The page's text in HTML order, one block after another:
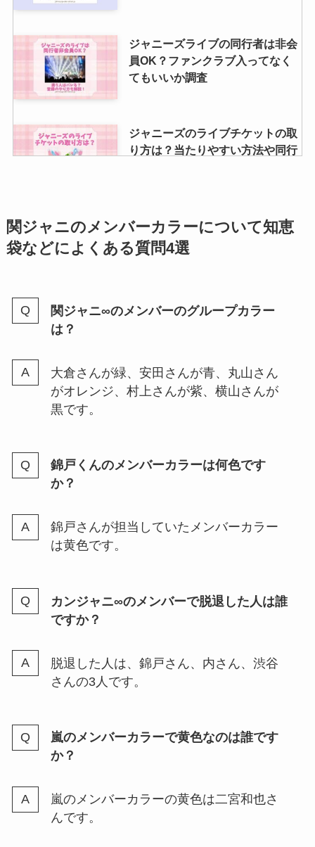
ジャニーズライブの同行者は非会
員OK？ファンクラブ入ってなく
てもいいか調査
ジャニーズのライブチケットの取
り方は？当たりやすい方法や同行
高木雄也はどんな性格？身長や大
学などプロフィール・父親や実家
などの家族構成も徹底調査！
paypayドームのゲートからジャ
ジャニーズ舞台のパンフレットは
方法はあるの？
てくれる？キャンペーン2024や買
ジャニーズのジュニア歴長い順ラ
ンキング！入所からデビューまで
順も紹介
関ジャニのメンバーカラーについて知恵
袋などによくある質問4選
関ジャニ∞のメンバーのグループカラー
は？
大倉さんが緑、安田さんが青、丸山さん
がオレンジ、村上さんが紫、横山さんが
黒です。
錦戸くんのメンバーカラーは何色です
か？
錦戸さんが担当していたメンバーカラー
は黄色です。
カンジャニ∞のメンバーで脱退した人は誰
ですか？
脱退した人は、錦戸さん、内さん、渋谷
さんの3人です。
嵐のメンバーカラーで黄色なのは誰です
か？
嵐のメンバーカラーの黄色は二宮和也さ
んです。